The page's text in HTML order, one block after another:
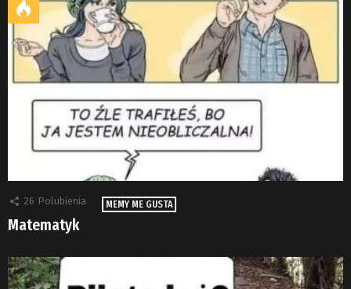
26 Polubienia MEMY ME GUSTA
Matematyk